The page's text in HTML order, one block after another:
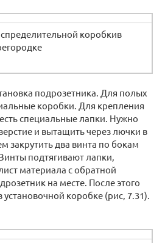
коробкив
подрозетника. Для полых
коробки. Для крепления
специальные лапки. Нужно
и вытащить через лючки в
закрутить два винта по бокам
подтягивают лапки,
материала с обратной
на месте. После этого
установочной коробке (рис, 7.31).